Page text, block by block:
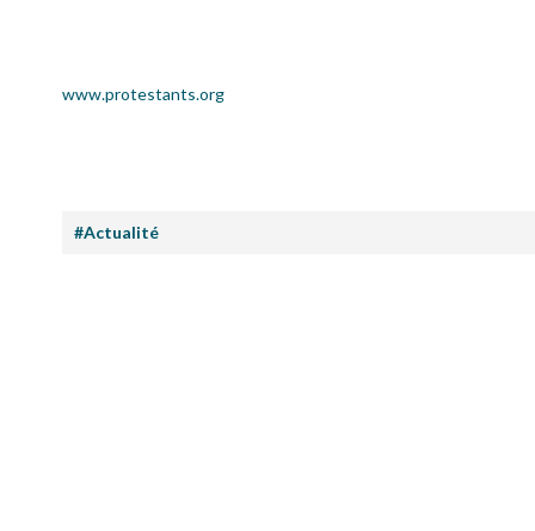
www.protestants.org
#Actualité